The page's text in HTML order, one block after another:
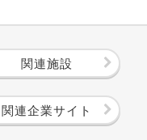
関連施設
関連企業サイト